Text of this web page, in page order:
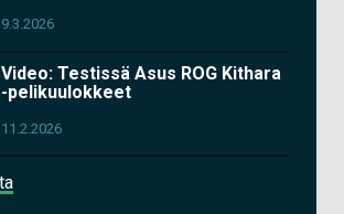
9.3.2026
Video: Testissä Asus ROG Kithara
-pelikuulokkeet
11.2.2026